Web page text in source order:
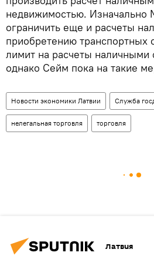
недвижимостью. Изначально
ограничить еще и расчеты
приобретению транспортных
лимит на расчеты
однако Сейм пока на такие
Новости экономики Латвии Служба
нелегальная торговля торговля
Латвия